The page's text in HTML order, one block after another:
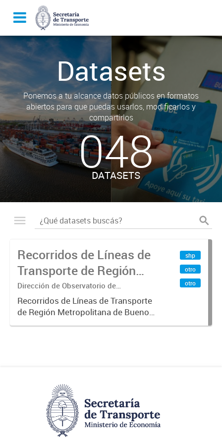
Datasets
Ponemos a tu alcance datos públicos en formatos
abiertos para que puedas usarlos, modificarlos y
compartirlos
048
DATASETS
Recorridos de Líneas de
Transporte de Región
Metropolitana de
Buenos Aires (RMBA)
Dirección de Observatorio de
Transporte, Estudio y Sistemas
Recorridos de Líneas de Transporte
de Región Metropolitana de Buenos
Aires (RMBA).-
shp
otro
otro